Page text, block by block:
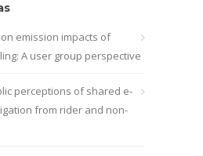
emission impacts of
A user group perspective
perceptions of shared e-
from rider and non-